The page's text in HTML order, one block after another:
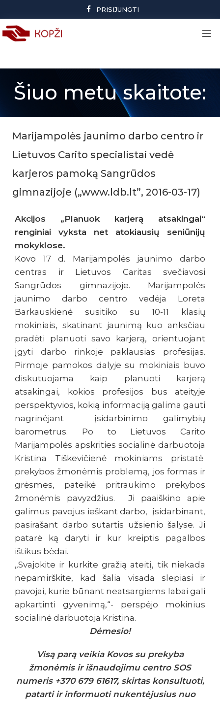
PRISIJUNGTI
Šiuo metu skaitote:
Marijampolės jaunimo darbo centro ir
Lietuvos Carito specialistai vedė
karjeros pamoką Sangrūdos
gimnazijoje („www.ldb.lt”, 2016-03-17)
Akcijos „Planuok karjerą atsakingai“
renginiai vyksta net atokiausių seniūnijų
mokyklose.
Kovo 17 d. Marijampolės jaunimo darbo
centras ir Lietuvos Caritas svečiavosi
Sangrūdos gimnazijoje. Marijampolės
jaunimo darbo centro vedėja Loreta
Barkauskienė susitiko su 10-11 klasių
mokiniais, skatinant jaunimą kuo anksčiau
pradėti planuoti savo karjerą, orientuojant
įgyti darbo rinkoje paklausias profesijas.
Pirmoje pamokos dalyje su mokiniais buvo
diskutuojama kaip planuoti karjerą
atsakingai, kokios profesijos bus ateityje
perspektyvios, kokią informaciją galima gauti
nagrinėjant įsidarbinimo galimybių
barometrus. Po to Lietuvos Carito
Marijampolės apskrities socialinė darbuotoja
Kristina Tiškevičienė mokiniams pristatė
prekybos žmonėmis problemą, jos formas ir
grėsmes, pateikė pritraukimo prekybos
žmonėmis pavyzdžius. Ji paaiškino apie
galimus pavojus ieškant darbo, įsidarbinant,
pasirašant darbo sutartis užsienio šalyse. Ji
patarė ką daryti ir kur kreiptis pagalbos
ištikus bėdai.
„Svajokite ir kurkite gražią ateitį, tik niekada
nepamirškite, kad šalia visada slepiasi ir
pavojai, kurie būnant neatsargiems labai gali
apkartinti gyvenimą,“- perspėjo mokinius
socialinė darbuotoja Kristina.
Dėmesio!
Visą parą veikia Kovos su prekyba
žmonėmis ir išnaudojimu centro SOS
numeris +370 679 61617, skirtas konsultuoti,
patarti ir informuoti nukentėjusius nuo